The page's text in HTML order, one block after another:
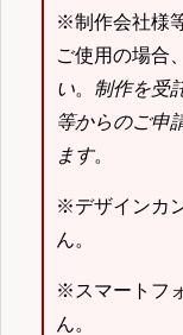
※制作会社様
ご使用の場合、
い。 制作を受
等からのご申
ます。
※デザインカ
ん。
※スマートフ
ん。